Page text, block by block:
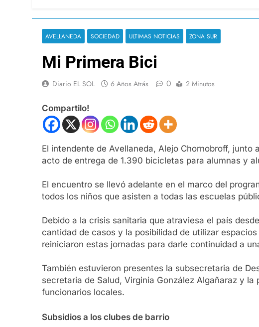
AVELLANEDA SOCIEDAD ULTIMAS NOTICIAS ZONA SUR
Mi Primera Bici
Diario EL SOL 6 Años Atrás 0 2 Minutos
Compartilo!
El intendente de Avellaneda, Alejo Chornobroff,
acto de entrega de 1.390 bicicletas para alumnas y
El encuentro se llevó adelante en el marco del
todos los niños que asisten a todas las escuelas
Debido a la crisis sanitaria que atraviesa el país
cantidad de casos y la posibilidad de utilizar
reiniciaron estas jornadas para darle continuidad a
También estuvieron presentes la subsecretaria de
secretaria de Salud, Virginia González Algañaraz y
funcionarios locales.
Subsidios a los clubes de barrio